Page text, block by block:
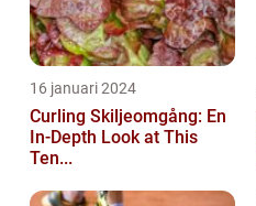
16 januari 2024
Curling Skiljeomgång: En
In-Depth Look at This
Ten...